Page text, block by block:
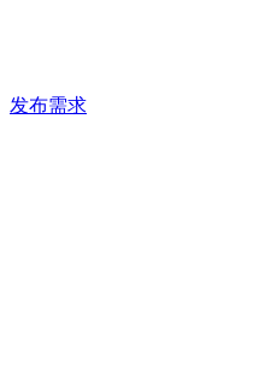
发布需求